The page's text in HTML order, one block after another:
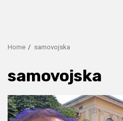
Home samovojska
samovojska